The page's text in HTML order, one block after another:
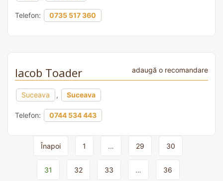
Telefon: 0735 517 360
Iacob Toader adaugă o recomandare
Suceava , Suceava
Telefon: 0744 534 443
PageÎnapoi 1 … 29 30
31 32 33 … 36